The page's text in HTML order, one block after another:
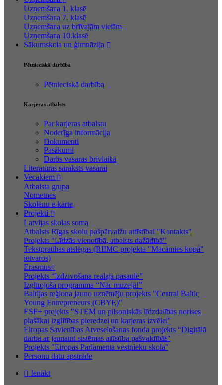
Uzņemšana 1. klasē
Uzņemšana 7. klasē
Uzņemšana uz brīvajām vietām
Uzņemšana 10.klasē
Sākumskola un ģimnāzija
Pētnieciskā darbība
Pētnieciskā darbība
Karjeras atbalsts
Par karjeras atbalstu
Noderīga informācija
Dokumenti
Pasākumi
Darbs vasaras brīvlaikā
Literatūras saraksts vasarai
Vecākiem
Atbalsta grupa
Nometnes
Skolēnu e-karte
Projekti
Latvijas skolas soma
Atbalsts Rīgas skolu pašpārvalžu attīstībai "Kontakts"
Projekts "Līdzās vienotībā, atbalsts dažādībā"
Tekstpratības atslēgas (RIIMC projekta "Mācāmies kopā"
ietvaros)
Erasmus+
Projekts “Izdzīvošana reālajā pasaulē”
Izglītojošā programma “Nāc muzejā!”
Baltijas reģiona jauno uzņēmēju projekts "Central Baltic
Young Entrepreneurs (CBYE)"
ESF+ projekts "STEM un pilsoniskās līdzdalības norises
plašākai izglītības pieredzei un karjeras izvēlei”
Eiropas Savienības Atveseļošanas fonda projekts “Digitālā
darba ar jaunatni sistēmas attīstība pašvaldībās"
Projekts "Eiropas Parlamenta vēstnieku skola"
Personu datu apstrāde
Ienākt